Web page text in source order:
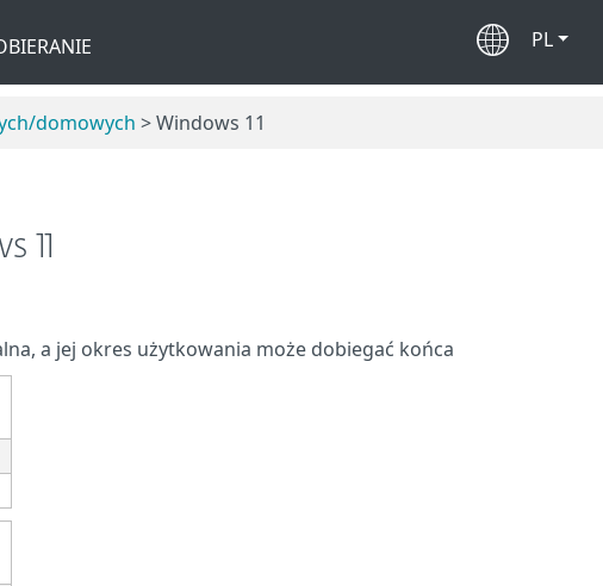
PL
domowych > Windows 11
11
a jej okres użytkowania może dobiegać końca